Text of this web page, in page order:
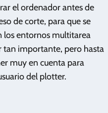
el ordenador antes de
de corte, para que se
los entornos multitarea
tan importante, pero hasta
muy en cuenta para
del plotter.